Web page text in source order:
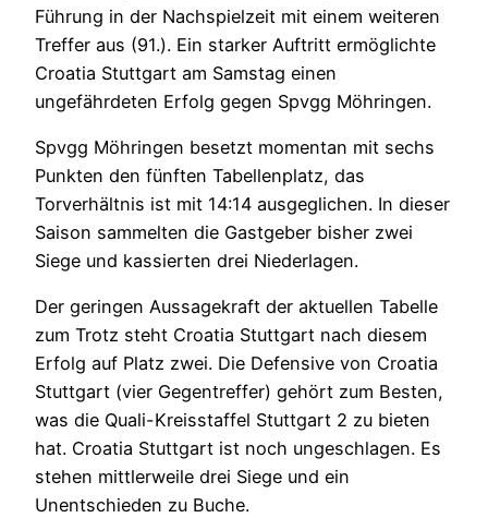
Führung in der Nachspielzeit mit einem weiteren
Treffer aus (91.). Ein starker Auftritt ermöglichte
Croatia Stuttgart am Samstag einen
ungefährdeten Erfolg gegen Spvgg Möhringen.
Spvgg Möhringen besetzt momentan mit sechs
Punkten den fünften Tabellenplatz, das
Torverhältnis ist mit 14:14 ausgeglichen. In dieser
Saison sammelten die Gastgeber bisher zwei
Siege und kassierten drei Niederlagen.
Der geringen Aussagekraft der aktuellen Tabelle
zum Trotz steht Croatia Stuttgart nach diesem
Erfolg auf Platz zwei. Die Defensive von Croatia
Stuttgart (vier Gegentreffer) gehört zum Besten,
was die Quali-Kreisstaffel Stuttgart 2 zu bieten
hat. Croatia Stuttgart ist noch ungeschlagen. Es
stehen mittlerweile drei Siege und ein
Unentschieden zu Buche.